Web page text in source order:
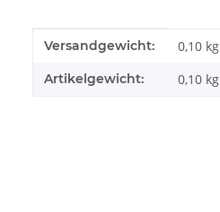
Produkteigenschaft
Wert
Versandgewicht: 0,10 kg
Artikelgewicht: 0,10 kg